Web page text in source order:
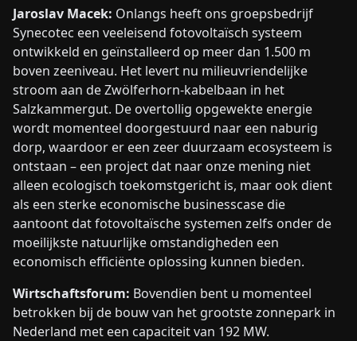
Jaroslav Macek: Onlangs heeft ons groepsbedrijf
Synecotec een veeleisend fotovoltaïsch systeem
ontwikkeld en geïnstalleerd op meer dan 1.500 m
boven zeeniveau. Het levert nu milieuvriendelijke
stroom aan de Zwölferhorn-kabelbaan in het
Salzkammergut. De overtollig opgewekte energie
wordt momenteel doorgestuurd naar een naburig
dorp, waardoor er een zeer duurzaam ecosysteem is
ontstaan – een project dat naar onze mening niet
alleen ecologisch toekomstgericht is, maar ook dient
als een sterke economische businesscase die
aantoont dat fotovoltaïsche systemen zelfs onder de
moeilijkste natuurlijke omstandigheden een
economisch efficiënte oplossing kunnen bieden.
Wirtschaftsforum: Bovendien bent u momenteel
betrokken bij de bouw van het grootste zonnepark in
Nederland met een capaciteit van 192 MW.